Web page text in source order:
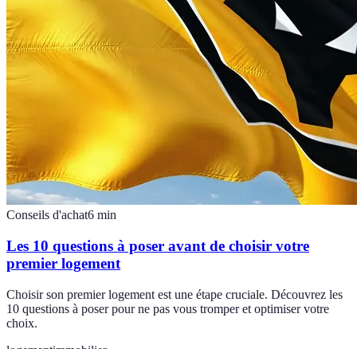
Conseils d'achat6 min
Les 10 questions à poser avant de choisir votre
premier logement
Choisir son premier logement est une étape cruciale. Découvrez les
10 questions à poser pour ne pas vous tromper et optimiser votre
choix.